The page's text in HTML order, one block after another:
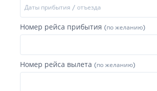
Номер рейса прибытия (по желанию)
Номер рейса вылета (по желанию)